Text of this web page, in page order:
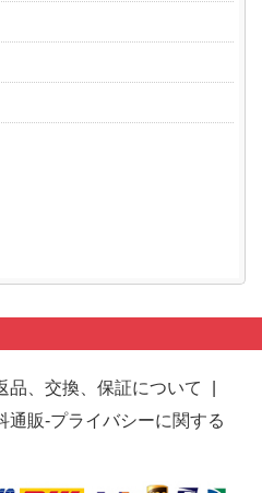
品、交換、保証について
通販-プライバシーに関する